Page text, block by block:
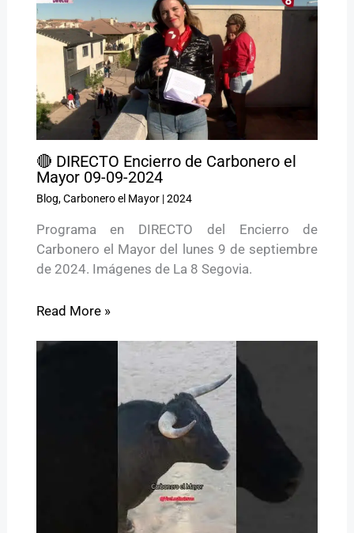
🔴 DIRECTO Encierro de Carbonero el
Mayor 09-09-2024
Blog,Carbonero el Mayor|2024
Programa en DIRECTO del Encierro de
Carbonero el Mayor del lunes 9 de septiembre
de 2024. Imágenes de La 8 Segovia.
Read More »